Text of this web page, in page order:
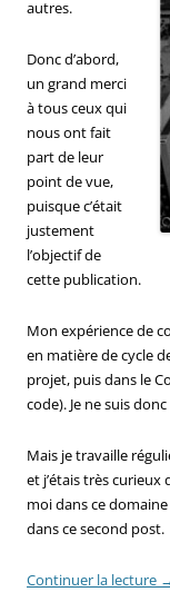
autres.
Donc d’abord,
un grand merci
à tous ceux qui
nous ont fait
part de leur
point de vue,
puisque c’était
justement
l’objectif de
cette publication.
Mon expérience de
en matière de cycle
projet, puis dans le
code). Je ne suis
Mais je travaille
et j’étais très curieux
moi dans ce
dans ce second post.
Continuer la lecture